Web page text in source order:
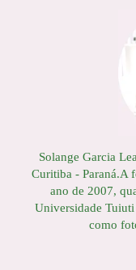
Solange Garcia
Curitiba - Paraná.A
ano de 2007,
Universidade
como